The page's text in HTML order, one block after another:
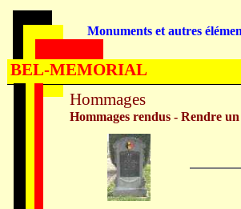
Hommages
Hommages rendus - Rendre
Monuments et autres
BEL-MEMORIAL